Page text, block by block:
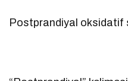
Postprandiyal oksidatif